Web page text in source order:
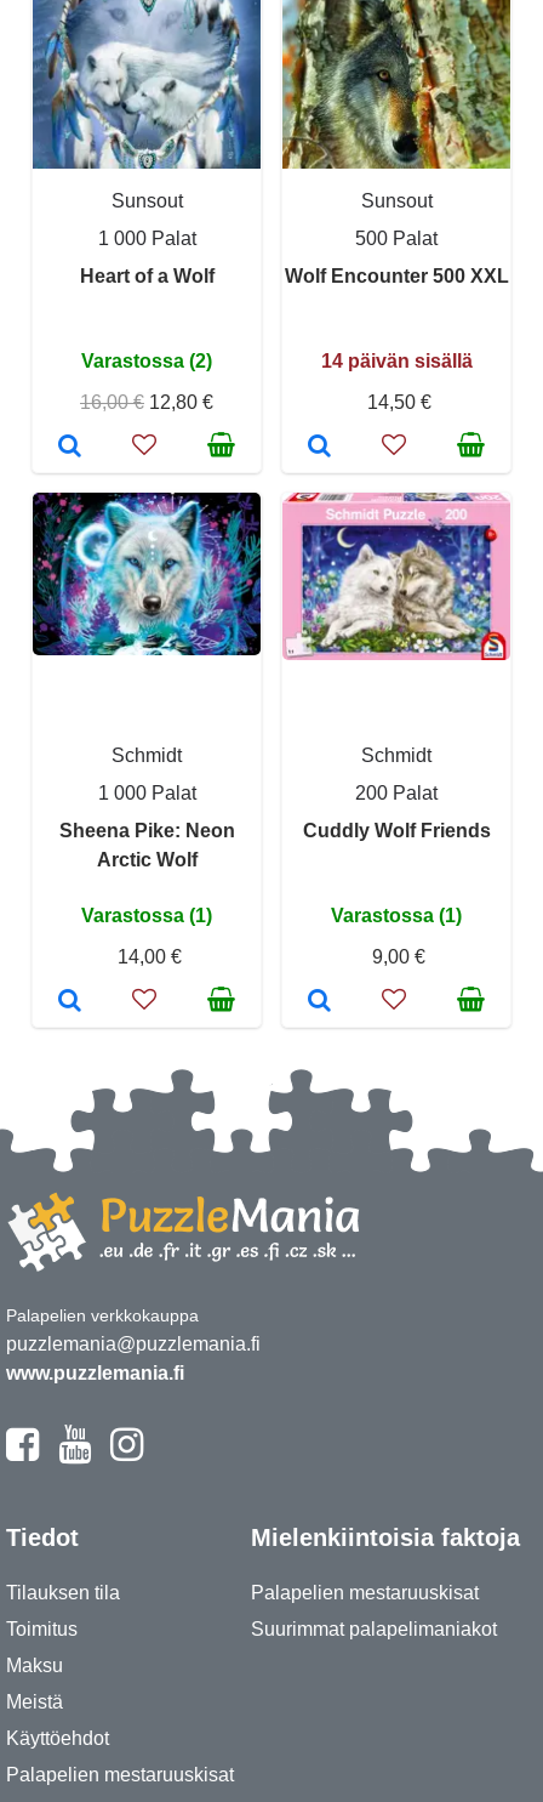
Sunsout
1 000 Palat
Heart of a Wolf
Varastossa (2)
16,00 € 12,80 €
Sunsout
500 Palat
Wolf Encounter 500 XXL
14 päivän sisällä
14,50 €
Schmidt
1 000 Palat
Sheena Pike: Neon
Arctic Wolf
Varastossa (1)
14,00 €
Schmidt
200 Palat
Cuddly Wolf Friends
Varastossa (1)
9,00 €
Palapelien verkkokauppa
puzzlemania@puzzlemania.fi
www.puzzlemania.fi
Tiedot
Tilauksen tila
Toimitus
Maksu
Meistä
Käyttöehdot
Palapelien mestaruuskisat
Mielenkiintoisia faktoja
Palapelien mestaruuskisat
Suurimmat palapelimaniakot